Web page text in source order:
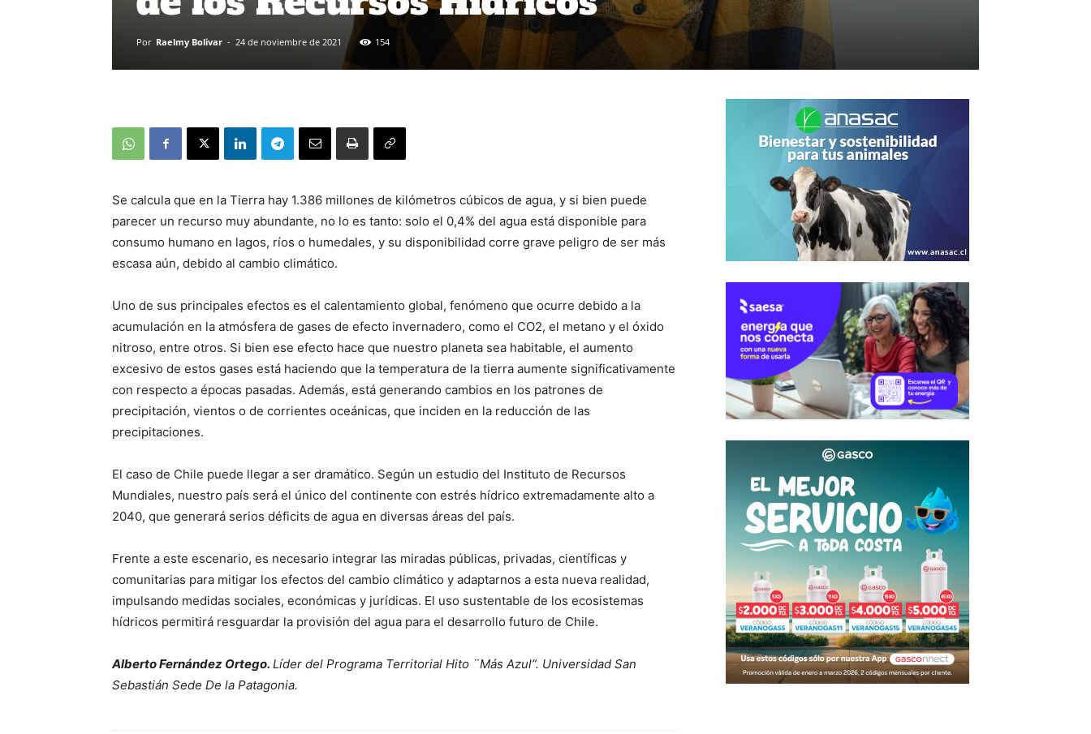
Por Raelmy Bolivar - 24 de noviembre de 2021 154
Se calcula que en la Tierra hay 1.386 millones de kilómetros cúbicos de agua, y si bien puede
parecer un recurso muy abundante, no lo es tanto: solo el 0,4% del agua está disponible para
consumo humano en lagos, ríos o humedales, y su disponibilidad corre grave peligro de ser más
escasa aún, debido al cambio climático.
Uno de sus principales efectos es el calentamiento global, fenómeno que ocurre debido a la
acumulación en la atmósfera de gases de efecto invernadero, como el CO2, el metano y el óxido
nitroso, entre otros. Si bien ese efecto hace que nuestro planeta sea habitable, el aumento
excesivo de estos gases está haciendo que la temperatura de la tierra aumente significativamente
con respecto a épocas pasadas. Además, está generando cambios en los patrones de
precipitación, vientos o de corrientes oceánicas, que inciden en la reducción de las
precipitaciones.
El caso de Chile puede llegar a ser dramático. Según un estudio del Instituto de Recursos
Mundiales, nuestro país será el único del continente con estrés hídrico extremadamente alto a
2040, que generará serios déficits de agua en diversas áreas del país.
Frente a este escenario, es necesario integrar las miradas públicas, privadas, científicas y
comunitarias para mitigar los efectos del cambio climático y adaptarnos a esta nueva realidad,
impulsando medidas sociales, económicas y jurídicas. El uso sustentable de los ecosistemas
hídricos permitirá resguardar la provisión del agua para el desarrollo futuro de Chile.
Alberto Fernández Ortego. Líder del Programa Territorial Hito ¨Más Azul”. Universidad San
Sebastián Sede De la Patagonia.